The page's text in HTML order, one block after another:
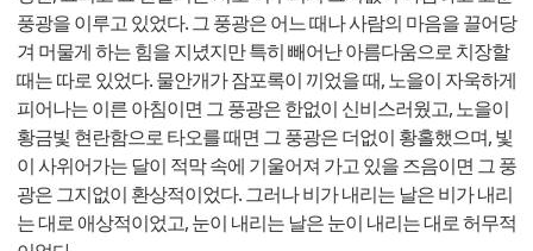
풍광을 이루고 있었다. 그 풍광은 어느 때나 사람의 마음을 끌어당
겨 머물게 하는 힘을 지녔지만 특히 빼어난 아름다움으로 치장할
때는 따로 있었다. 물안개가 잠포록이 끼었을 때, 노을이 자욱하게
피어나는 이른 아침이면 그 풍광은 한없이 신비스러웠고, 노을이
황금빛 현란함으로 타오를 때면 그 풍광은 더없이 황홀했으며, 빛
이 사위어가는 달이 적막 속에 기울어져 가고 있을 즈음이면 그 풍
광은 그지없이 환상적이었다. 그러나 비가 내리는 날은 비가 내리
는 대로 애상적이었고, 눈이 내리는 날은 눈이 내리는 대로 허무적